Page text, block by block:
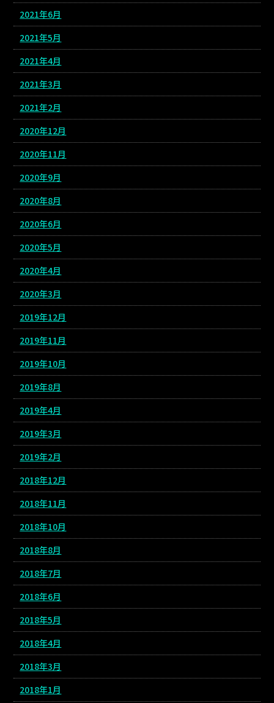
2021年6月
2021年5月
2021年4月
2021年3月
2021年2月
2020年12月
2020年11月
2020年9月
2020年8月
2020年6月
2020年5月
2020年4月
2020年3月
2019年12月
2019年11月
2019年10月
2019年8月
2019年4月
2019年3月
2019年2月
2018年12月
2018年11月
2018年10月
2018年8月
2018年7月
2018年6月
2018年5月
2018年4月
2018年3月
2018年1月